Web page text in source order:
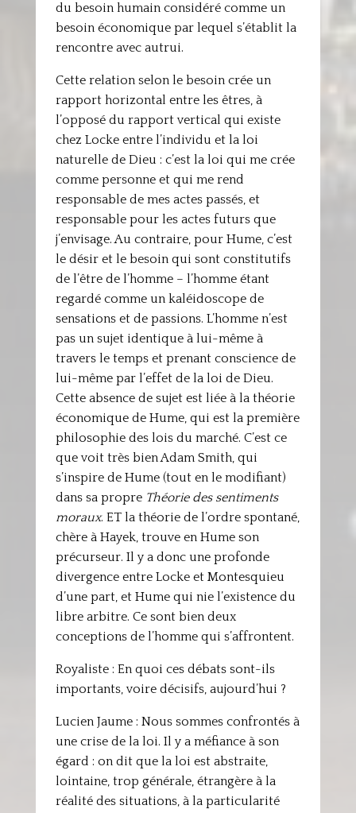
du besoin humain considéré comme un
besoin économique par lequel s’établit la
rencontre avec autrui.
Cette relation selon le besoin crée un
rapport horizontal entre les êtres, à
l’opposé du rapport vertical qui existe
chez Locke entre l’individu et la loi
naturelle de Dieu : c’est la loi qui me crée
comme personne et qui me rend
responsable de mes actes passés, et
responsable pour les actes futurs que
j’envisage. Au contraire, pour Hume, c’est
le désir et le besoin qui sont constitutifs
de l’être de l’homme – l’homme étant
regardé comme un kaléidoscope de
sensations et de passions. L’homme n’est
pas un sujet identique à lui-même à
travers le temps et prenant conscience de
lui-même par l’effet de la loi de Dieu.
Cette absence de sujet est liée à la théorie
économique de Hume, qui est la première
philosophie des lois du marché. C’est ce
que voit très bien Adam Smith, qui
s’inspire de Hume (tout en le modifiant)
dans sa propre Théorie des sentiments
moraux. ET la théorie de l’ordre spontané,
chère à Hayek, trouve en Hume son
précurseur. Il y a donc une profonde
divergence entre Locke et Montesquieu
d’une part, et Hume qui nie l’existence du
libre arbitre. Ce sont bien deux
conceptions de l’homme qui s’affrontent.
Royaliste : En quoi ces débats sont-ils
importants, voire décisifs, aujourd’hui ?
Lucien Jaume : Nous sommes confrontés à
une crise de la loi. Il y a méfiance à son
égard : on dit que la loi est abstraite,
lointaine, trop générale, étrangère à la
réalité des situations, à la particularité